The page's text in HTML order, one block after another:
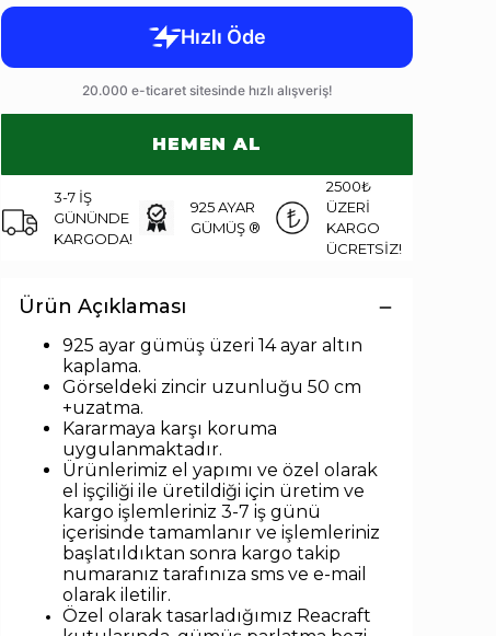
HEMEN AL
3-7 İŞ
GÜNÜNDE
KARGODA!
925 AYAR
GÜMÜŞ ®
2500₺
ÜZERİ
KARGO
ÜCRETSİZ!
Ürün Açıklaması
925 ayar gümüş üzeri 14 ayar altın
kaplama.
Görseldeki zincir uzunluğu 50 cm
+uzatma.
Kararmaya karşı koruma
uygulanmaktadır.
Ürünlerimiz el yapımı ve özel olarak
el işçiliği ile üretildiği için üretim ve
kargo işlemleriniz 3-7 iş günü
içerisinde tamamlanır ve işlemleriniz
başlatıldıktan sonra kargo takip
numaranız tarafınıza sms ve e-mail
olarak iletilir.
Özel olarak tasarladığımız Reacraft